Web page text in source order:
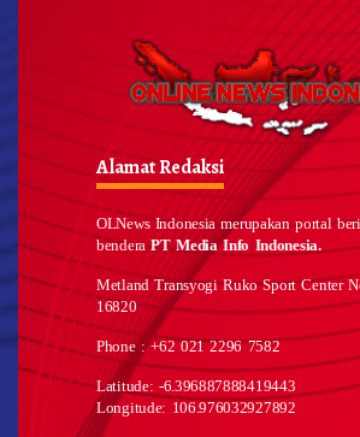
Alamat Redaksi
OLNews Indonesia merupakan portal
benderaPT Media Info Indonesia.
Metland Transyogi Ruko Sport Center
16820
Phone : +62 021 2296 7582
Latitude: -6.396887888419443
Longitude: 106.976032927892